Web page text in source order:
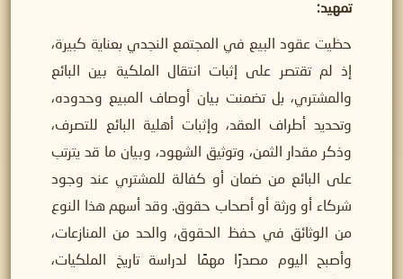
تمهيد:
حظيت عقود البيع في المجتمع النجدي بعناية كبيرة،
إذ لم تقتصر على إثبات انتقال الملكية بين البائع
والمشتري، بل تضمنت بيان أوصاف المبيع وحدوده،
وتحديد أطراف العقد، وإثبات أهلية البائع للتصرف،
وذكر مقدار الثمن، وتوثيق الشهود، وبيان ما قد يترتب
على البائع من ضمان أو كفالة للمشتري عند وجود
شركاء أو ورثة أو أصحاب حقوق. وقد أسهم هذا النوع
من الوثائق في حفظ الحقوق، والحد من المنازعات،
وأصبح اليوم مصدرًا مهمًا لدراسة تاريخ الملكيات،